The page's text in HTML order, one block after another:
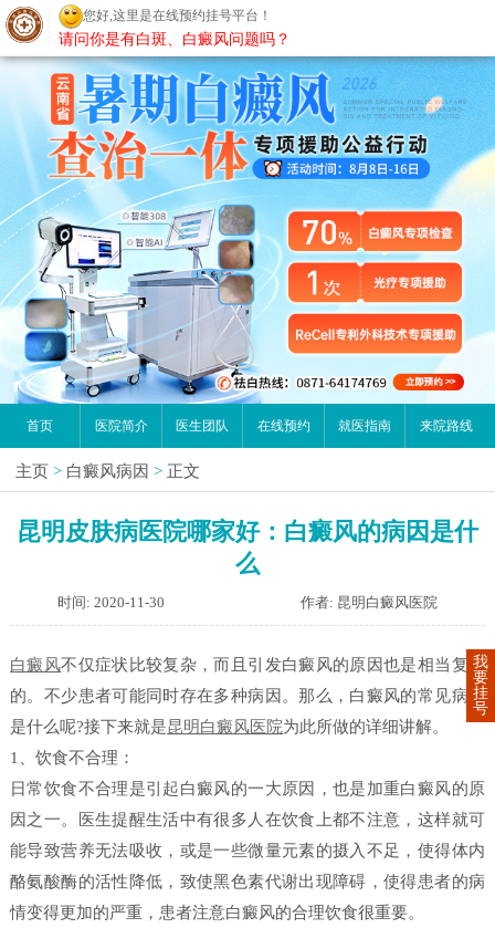
昆明白癜风医院
首页 医院简介 医生团队 在线预约 就医指南 来院路线
主页 > 白癜风病因 > 正文
昆明皮肤病医院哪家好：白癜风的病因是什
么
时间: 2020-11-30 作者: 昆明白癜风医院
白癜风不仅症状比较复杂，而且引发白癜风的原因也是相当复杂
的。不少患者可能同时存在多种病因。那么，白癜风的常见病因
是什么呢?接下来就是昆明白癜风医院为此所做的详细讲解。
1、饮食不合理：
日常饮食不合理是引起白癜风的一大原因，也是加重白癜风的原
因之一。医生提醒生活中有很多人在饮食上都不注意，这样就可
能导致营养无法吸收，或是一些微量元素的摄入不足，使得体内
酪氨酸酶的活性降低，致使黑色素代谢出现障碍，使得患者的病
情变得更加的严重，患者注意白癜风的合理饮食很重要。
我
要
挂
号
您好,这里是在线预约挂号平台！
请问你是有白斑、白癜风问题吗？